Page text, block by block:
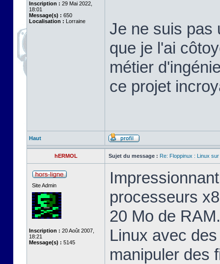
Inscription : 29 Mai 2022,
18:01
Message(s) : 650
Localisation : Lorraine
Je ne suis pas
que je l'ai
métier
ce projet
Haut
hERMOL Sujet du message : Re: Floppinux : Linux
Site Admin
Inscription : 20 Août 2007,
18:21
Message(s) : 5145
processeurs
20 Mo de
Linux avec
manipuler des